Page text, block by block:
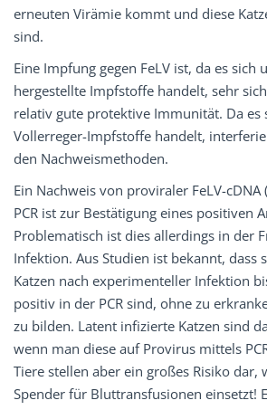
erneuten Virämie kommt und diese
sind.
Eine Impfung gegen FeLV ist, da es sich
hergestellte Impfstoffe handelt, sehr
relativ gute protektive Immunität. Da es
Vollerreger-Impfstoffe handelt,
den Nachweismethoden.
Ein Nachweis von proviraler FeLV-
PCR ist zur Bestätigung eines positiven
Problematisch ist dies allerdings in der
Infektion. Aus Studien ist bekannt, dass
Katzen nach experimenteller Infektion
positiv in der PCR sind, ohne zu
zu bilden. Latent infizierte Katzen sind
wenn man diese auf Provirus mittels
Tiere stellen aber ein großes Risiko dar,
Spender für Bluttransfusionen einsetzt!